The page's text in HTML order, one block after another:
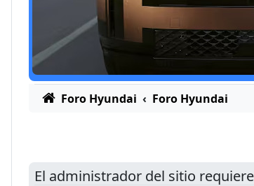
Foro Hyundai Foro Hyundai
El administrador del sitio